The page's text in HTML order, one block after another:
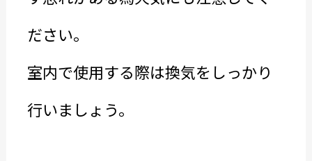
ださい。
室内で使用する際は換気をしっかり
行いましょう。